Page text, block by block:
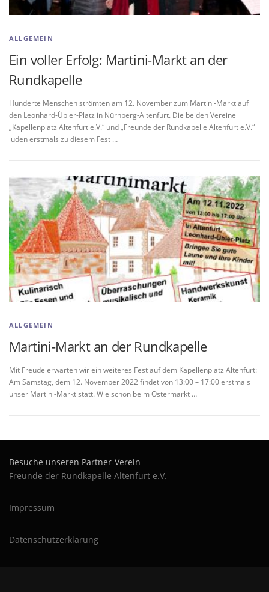
ALLGEMEIN
Ein voller Erfolg: Martini-Markt an der
Rundkapelle
Hunderte Menschen strömten am 12. November zum Martini-Markt auf
den Leonhard-Übler-Platz in Nürnberg-Altenfurt. Die beiden Vereine
„Kapellenplatz Altenfurt e.V.“ und „Freunde der Rundkapelle Altenfurt e.V.“
luden erstmals zu diesem Fest …
ALLGEMEIN
Martini-Markt an der Rundkapelle
Mit Freude erwarten wir ein weiteres Fest auf dem Kapellenplatz Altenfurt:
Am Samstag, dem 12. November 2022 findet von 13:00 – 17:00 erstmals
unser Martini-Markt statt. Wie schon beim Ostermarkt …
Besuche unseren Partner-Verein
Freunde der Rundkapelle Altenfurt e.V.
Impressum
Datenschutzerklärung